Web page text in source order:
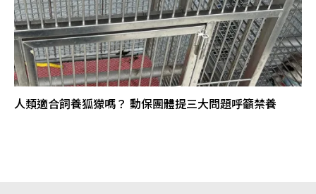
人類適合飼養狐獴嗎？ 動保團體提三大問題呼籲禁養